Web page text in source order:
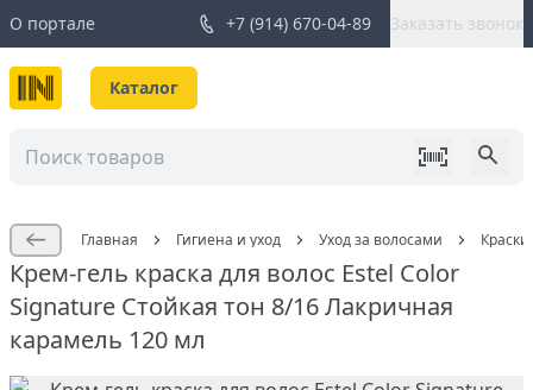
О портале +7 (914) 670-04-89 Заказать звонок
Каталог
Главная Гигиена и уход Уход за волосами
Крем-гель краска для волос Estel Color
Signature Стойкая тон 8/16 Лакричная
карамель 120 мл